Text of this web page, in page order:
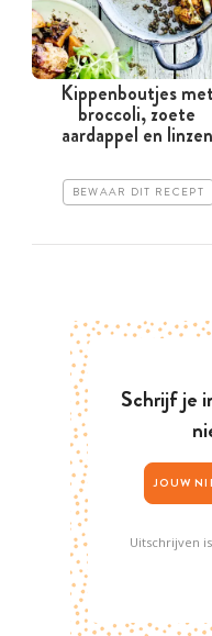
Kippenboutjes met
broccoli, zoete
aardappel en linzen
BEWAAR DIT RECEPT
Schrijf je
Uitschrijven